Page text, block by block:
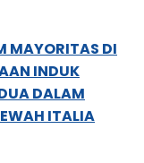
MAYORITAS DI
INDUK
DALAM
ITALIA